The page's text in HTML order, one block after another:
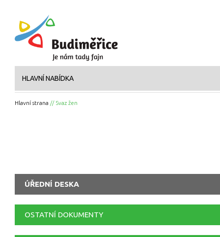
HLAVNÍ NABÍDKA
Hlavní strana // Svaz žen
ÚŘEDNÍ DESKA
OSTATNÍ DOKUMENTY